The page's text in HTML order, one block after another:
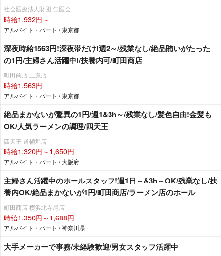
社会医療法人財団 仁医会
時給1,932円～
アルバイト・パート / 東京都
深夜時給1563円!深夜帯だけ!週2～/残業なし/絶品賄いがたった
の1円/主婦さん活躍中!/扶養内可/町田商店
町田商店 三鷹店
時給1,563円
アルバイト・パート / 東京都
絶品まかないが驚異の1円/週1&3h～/残業なし/髪色自由!金髪も
OK/人気ラーメンの調理/四天王
四天王 道頓堀店
時給1,320円～1,650円
アルバイト・パート / 大阪府
主婦さん活躍中のホールスタッフ!週1日～&3h～OK/残業なし/扶
養内OK/絶品まかないが1円/町田商店/ラーメン店のホール
町田商店 横浜北寺尾店
時給1,350円～1,688円
アルバイト・パート / 神奈川県
大手メーカーで事務/未経験歓迎/男女スタッフ活躍中